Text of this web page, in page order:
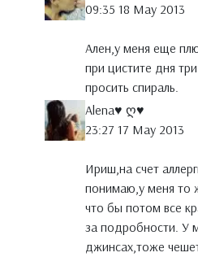
09:35 18 May 2013
Ален,у меня еще
при цистите дня
просить спираль.
Аlena♥ ღ♥
23:27 17 May 2013
Ириш,на счет
понимаю,у меня то
что бы потом все
за подробности. У
джинсах,тоже